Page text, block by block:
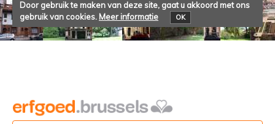
Door gebruik te maken van deze site, gaat u akkoord met ons
gebruik van cookies. Meer informatie OK